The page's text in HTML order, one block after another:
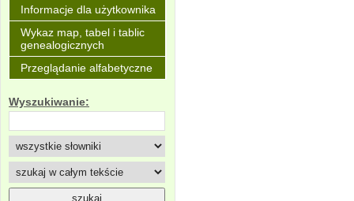
Informacje dla użytkownika
Wykaz map, tabel i tablic
genealogicznych
Przeglądanie alfabetyczne
Wyszukiwanie: